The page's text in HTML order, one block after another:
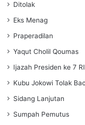
Ditolak
Eks Menag
Praperadilan
Yaqut Cholil Qoumas
Ijazah Presiden ke 7 RI
Kubu Jokowi Tolak
Sidang Lanjutan
Sumpah Pemutus